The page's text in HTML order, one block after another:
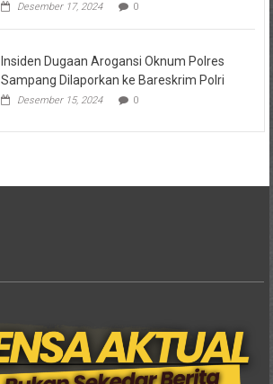
Desember 17, 2024 0
Insiden Dugaan Arogansi Oknum Polres
Sampang Dilaporkan ke Bareskrim Polri
Desember 15, 2024 0